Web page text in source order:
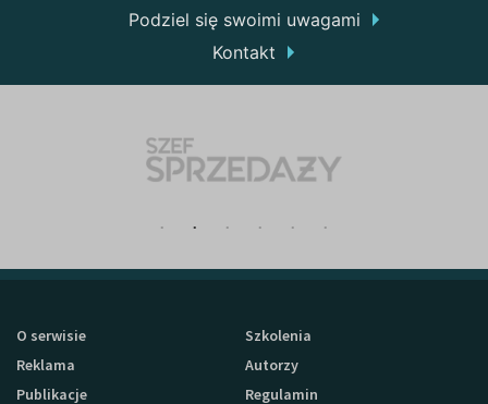
Podziel się swoimi uwagami
Kontakt
O serwisie
Szkolenia
Reklama
Autorzy
Publikacje
Regulamin